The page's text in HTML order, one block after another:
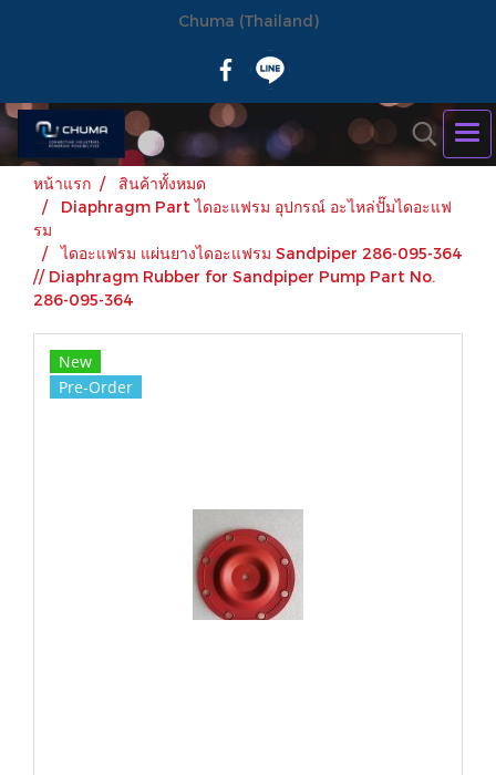
Chuma (Thailand)
หน้าแรก
สินค้าทั้งหมด
Diaphragm Part ไดอะแฟรม อุปกรณ์ อะไหล่ปั๊มไดอะแฟ
รม
ไดอะแฟรม แผ่นยางไดอะแฟรม Sandpiper 286-095-364
// Diaphragm Rubber for Sandpiper Pump Part No.
286-095-364
New
Pre-Order